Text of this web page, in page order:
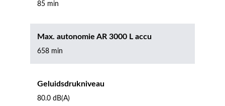
85 min
Max. autonomie AR 3000 L accu
658 min
Geluidsdrukniveau
80.0 dB(A)